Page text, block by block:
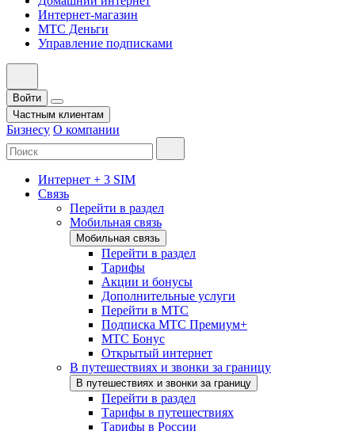
Интернет-магазин
МТС Деньги
Управление подписками
Войти
Частным клиентам
Бизнесу О компании
Интернет + 3 SIM
Связь
Перейти в раздел
Мобильная связь
Мобильная связь
Перейти в раздел
Тарифы
Акции и бонусы
Дополнительные услуги
Перейти в МТС
Подписка МТС Премиум+
МТС Бонус
Открытый интернет
В путешествиях и звонки за границу
В путешествиях и звонки за границу
Перейти в раздел
Тарифы в путешествиях
Тарифы в России